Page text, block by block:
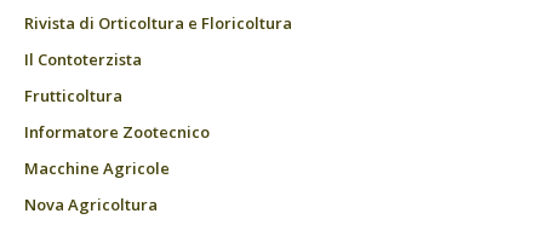
Rivista di Orticoltura e Floricoltura
Il Contoterzista
Frutticoltura
Informatore Zootecnico
Macchine Agricole
Nova Agricoltura